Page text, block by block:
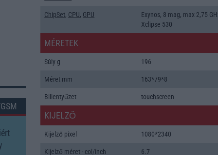
ChipSet, CPU, GPU
Exynos, 8 mag, max 2,75
Xclipse 530
MÉRETEK
Súly g 196
Méret mm 163*79*8
Billentyűzet touchscreen
KIJELZŐ
Kijelző pixel 1080*2340
Kijelző méret - col/inch 6.7